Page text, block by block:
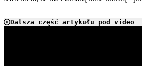
Dalsza część artykułu pod video